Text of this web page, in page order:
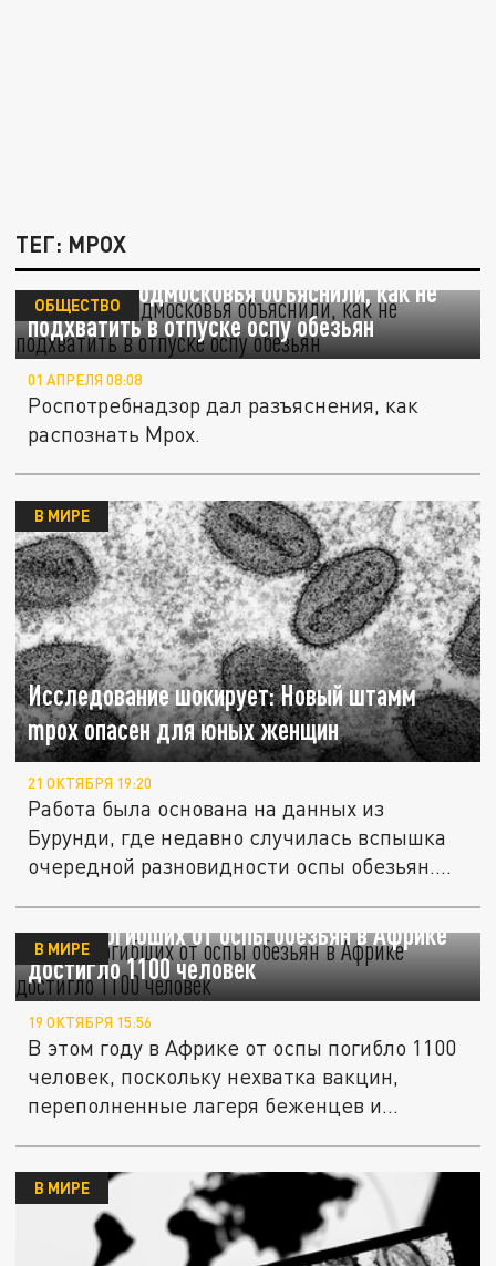
ТЕГ: MPOX
Жителям Подмосковья объяснили, как не
подхватить в отпуске оспу обезьян
ОБЩЕСТВО
01 АПРЕЛЯ 08:08
Роспотребнадзор дал разъяснения, как
распознать Mpox.
Исследование шокирует: Новый штамм
mpox опасен для юных женщин
В МИРЕ
21 ОКТЯБРЯ 19:20
Работа была основана на данных из
Бурунди, где недавно cлучилась вспышка
очередной разновидности оспы обезьян....
Число погибших от оспы обезьян в Африке
достигло 1100 человек
В МИРЕ
19 ОКТЯБРЯ 15:56
В этом году в Африке от оспы погибло 1100
человек, поскольку нехватка вакцин,
переполненные лагеря беженцев и...
В МИРЕ